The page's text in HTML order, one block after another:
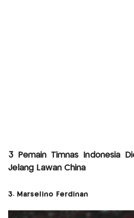
3 Pemain Timnas Indonesia
Jelang Lawan China
3. Marselino Ferdinan